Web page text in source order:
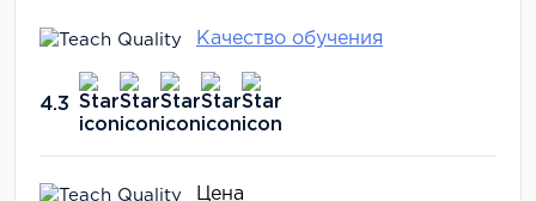
онлайн-образования.
Цена
За 5408 рублей в месяц я получила больше,
количество полученных знаний, выходило
Качество обучения
4.3
Цена